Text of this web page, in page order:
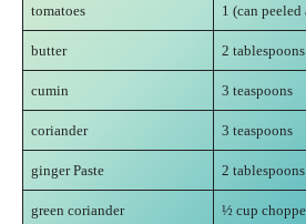
tomatoes 1 (can
butter 2 tablespoons
cumin 3 teaspoons
coriander 3 teaspoons
ginger Paste 2 tablespoons
green coriander ½ cup